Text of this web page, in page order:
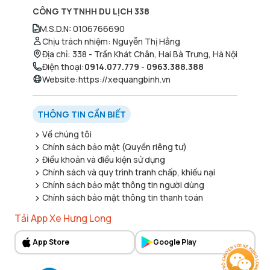
CÔNG TY TNHH DU LỊCH 338
M.S.D.N: 0106766690
Chịu trách nhiệm: Nguyễn Thị Hằng
Địa chỉ: 338 - Trần Khát Chân, Hai Bà Trưng, Hà Nội
Điện thoại:0914.077.779 - 0963.388.388
Website:https://xequangbinh.vn
THÔNG TIN CẦN BIẾT
Về chúng tôi
Chính sách bảo mật (Quyền riêng tư)
Điều khoản và điều kiện sử dụng
Chính sách và quy trình tranh chấp, khiếu nại
Chính sách bảo mật thông tin người dùng
Chính sách bảo mật thông tin thanh toán
Tải App Xe Hưng Long
App Store Google Play